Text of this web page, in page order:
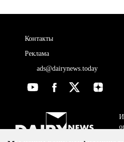
Контакты
Реклама
ads@dairynews.today